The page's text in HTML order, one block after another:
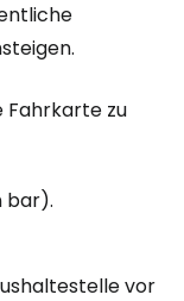
Fahrkarte zu
bar).
vor